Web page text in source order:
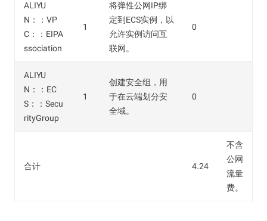
ALIYU
N：：VP
C：：EIPA
ssociation
1
将弹性公网IP绑
定到ECS实例，以
允许实例访问互
联网。
0
ALIYU
N：：EC
S：：Secu
rityGroup
1
创建安全组，用
于在云端划分安
全域。
0
合计 4.24
不含
公网
流量
费。